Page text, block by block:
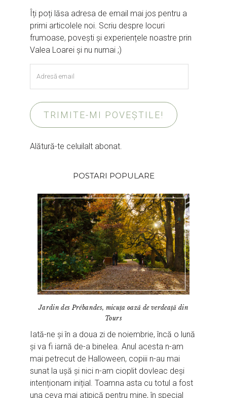
Îți poți lăsa adresa de email mai jos pentru a
primi articolele noi. Scriu despre locuri
frumoase, povești și experiențele noastre prin
Valea Loarei și nu numai ;)
email
TRIMITE-MI POVEȘTILE!
Alătură-te celuilalt abonat.
POSTARI POPULARE
Jardin des Prébandes, micuța oază de verdeață din
Tours
Iată-ne și în a doua zi de noiembrie, încă o lună
și va fi iarnă de-a binelea. Anul acesta n-am
mai petrecut de Halloween, copiii n-au mai
sunat la ușă și nici n-am cioplit dovleac deși
intenționam inițial. Toamna asta cu totul a fost
una ceva mai atipică pentru mine, în special